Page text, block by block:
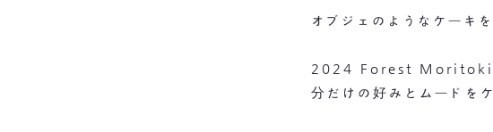
オブジェのようなケーキ
2024 Forest Moritoki上
分だけの好みとムードを